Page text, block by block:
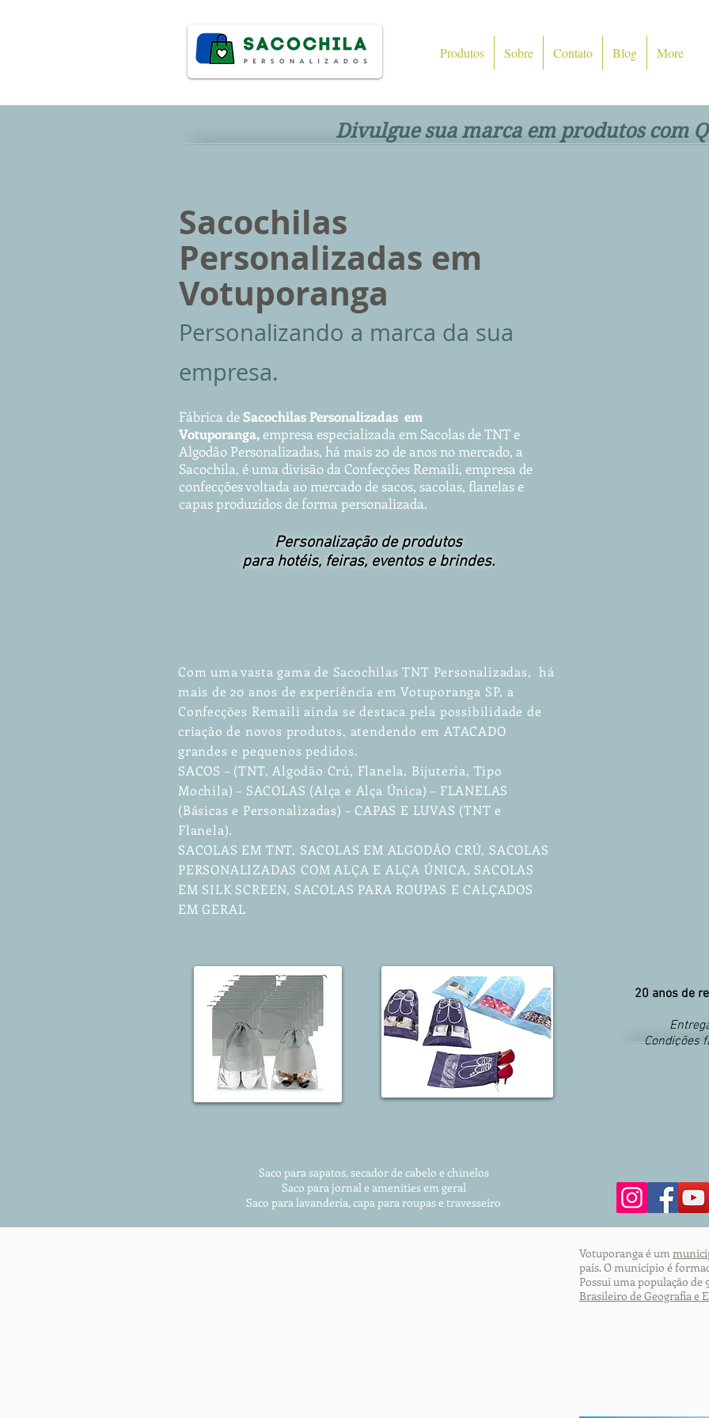
Produtos Sobre Contato Blog More
Divulgue sua marca em produtos com
Sacochilas
Personalizadas em
Votuporanga
Personalizando a marca da sua
empresa.
Fábrica deSacochilasPersonalizadas em
Votuporanga,empresa especializada em Sacolas de TNT e
Algodão Personalizadas, há mais 20 de anos no mercado, a
Sacochila, é uma divisão da Confecções Remaili, empresa de
confecções voltada ao mercado de sacos, sacolas, flanelas e
capas produzidos de forma personalizada.
Personalização de produtos
para hotéis, feiras, eventos e brindes.
Com uma vasta gama de Sacochilas TNT Personalizadas, há
mais de 20 anos de experiência em Votuporanga SP, a
Confecções Remaili ainda se destaca pela possibilidade de
criação de novos produtos, atendendo em ATACADO
grandes e pequenos pedidos.
SACOS – (TNT, Algodão Crú, Flanela, Bijuteria, Tipo
Mochila) – SACOLAS (Alça e Alça Única) – FLANELAS
(Básicas e Personalizadas) – CAPAS E LUVAS (TNT e
Flanela).
SACOLAS EM TNT, SACOLAS EM ALGODÃO CRÚ, SACOLAS
PERSONALIZADAS COM ALÇA E ALÇA ÚNICA, SACOLAS
EM SILK SCREEN, SACOLAS PARA ROUPAS E CALÇADOS
EM GERAL
Saco para sapatos, secador de cabelo e chinelos
Saco para jornal e amenities em geral
Saco para lavanderia, capa para roupase travesseiro
20 anos de
Condições
Votuporanga é um
país. O município é
Possui uma população
Brasileiro de Geografia e